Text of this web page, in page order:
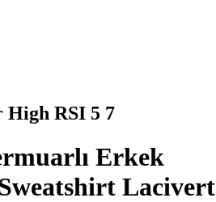
RSI 5 7
Erkek
Lacivert